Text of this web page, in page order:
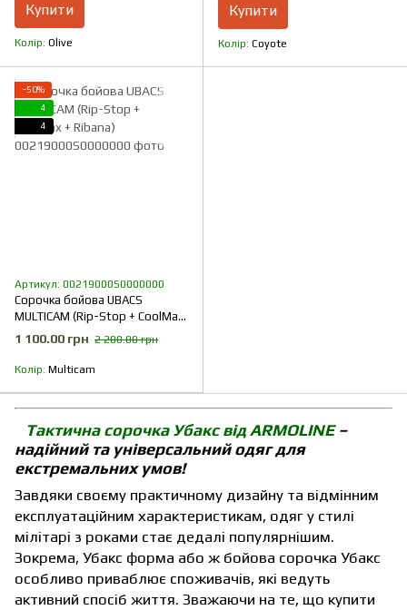
Тактична сорочка Убакс від ARMOLINE–
надійний та універсальний одяг для
екстремальних умов!
Завдяки своєму практичному дизайну та відмінним
експлуатаційним характеристикам, одяг у стилі
мілітарі з роками стає дедалі популярнішим.
Зокрема, Убакс форма або ж бойова сорочка Убакс
особливо приваблює споживачів, які ведуть
активний спосіб життя. Зважаючи на те, що купити
Купити
Колір Olive
Купити
Колір Coyote
−50%
4
4
Артикул: 00219000S0000000
Сорочка бойова UBACS
MULTICAM (Rip-Stop + CoolMax
+ Ribana)
1 100.00 грн 2 200.00 грн
Колір Multicam